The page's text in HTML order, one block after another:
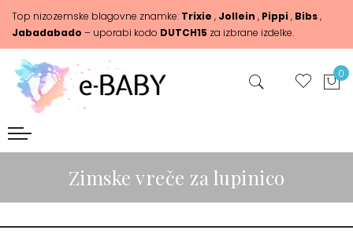
Top nizozemske blagovne znamke: Trixie , Jollein , Pippi, Bibs,
Jabadabado – uporabi kodo DUTCH15 za izbrane izdelke.
0
Zimske vreče za lupinico